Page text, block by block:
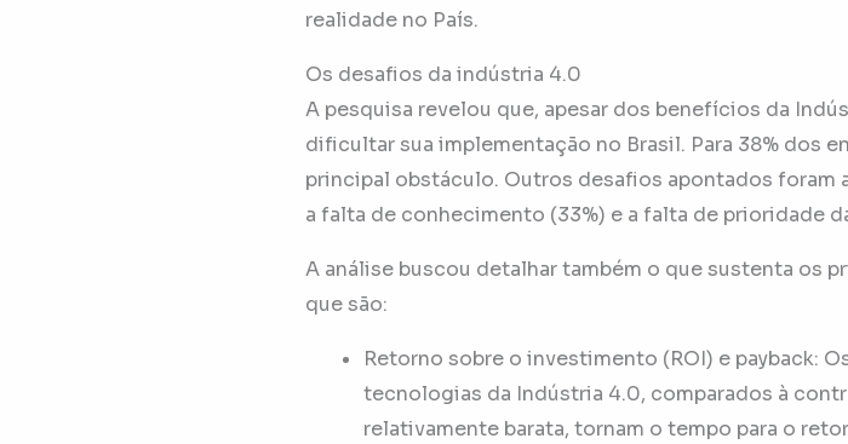
realidade no País.
Os desafios da indústria 4.0
A pesquisa revelou que, apesar dos benefícios da
dificultar sua implementação no Brasil. Para 38% dos
principal obstáculo. Outros desafios apontados foram
a falta de conhecimento (33%) e a falta de prioridade
A análise buscou detalhar também o que sustenta os
que são:
Retorno sobre o investimento (ROI) e payback:
tecnologias da Indústria 4.0, comparados à
relativamente barata, tornam o tempo para o